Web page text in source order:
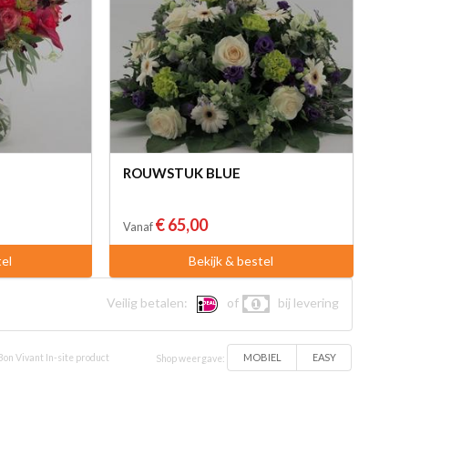
ROUWSTUK BLUE
Vanaf € 65,00
Bekijk & bestel
Veilig betalen: of bij levering
Vivant In-site product Shop weergave: MOBIEL EASY